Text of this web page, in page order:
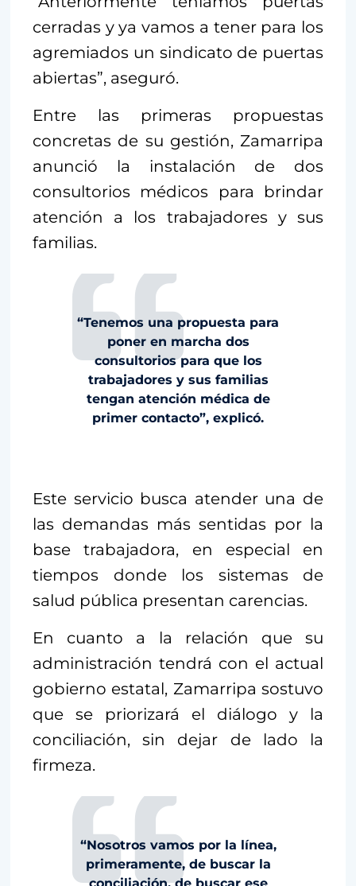
cerradas y ya vamos a tener para los
agremiados un sindicato de puertas
abiertas”, aseguró.
Entre las primeras propuestas
concretas de su gestión, Zamarripa
anunció la instalación de dos
consultorios médicos para brindar
atención a los trabajadores y sus
familias.
“Tenemos una propuesta para
poner en marcha dos
consultorios para que los
trabajadores y sus familias
tengan atención médica de
primer contacto”, explicó.
Este servicio busca atender una de
las demandas más sentidas por la
base trabajadora, en especial en
tiempos donde los sistemas de
salud pública presentan carencias.
En cuanto a la relación que su
administración tendrá con el actual
gobierno estatal, Zamarripa sostuvo
que se priorizará el diálogo y la
conciliación, sin dejar de lado la
firmeza.
“Nosotros vamos por la línea,
primeramente, de buscar la
conciliación, de buscar ese